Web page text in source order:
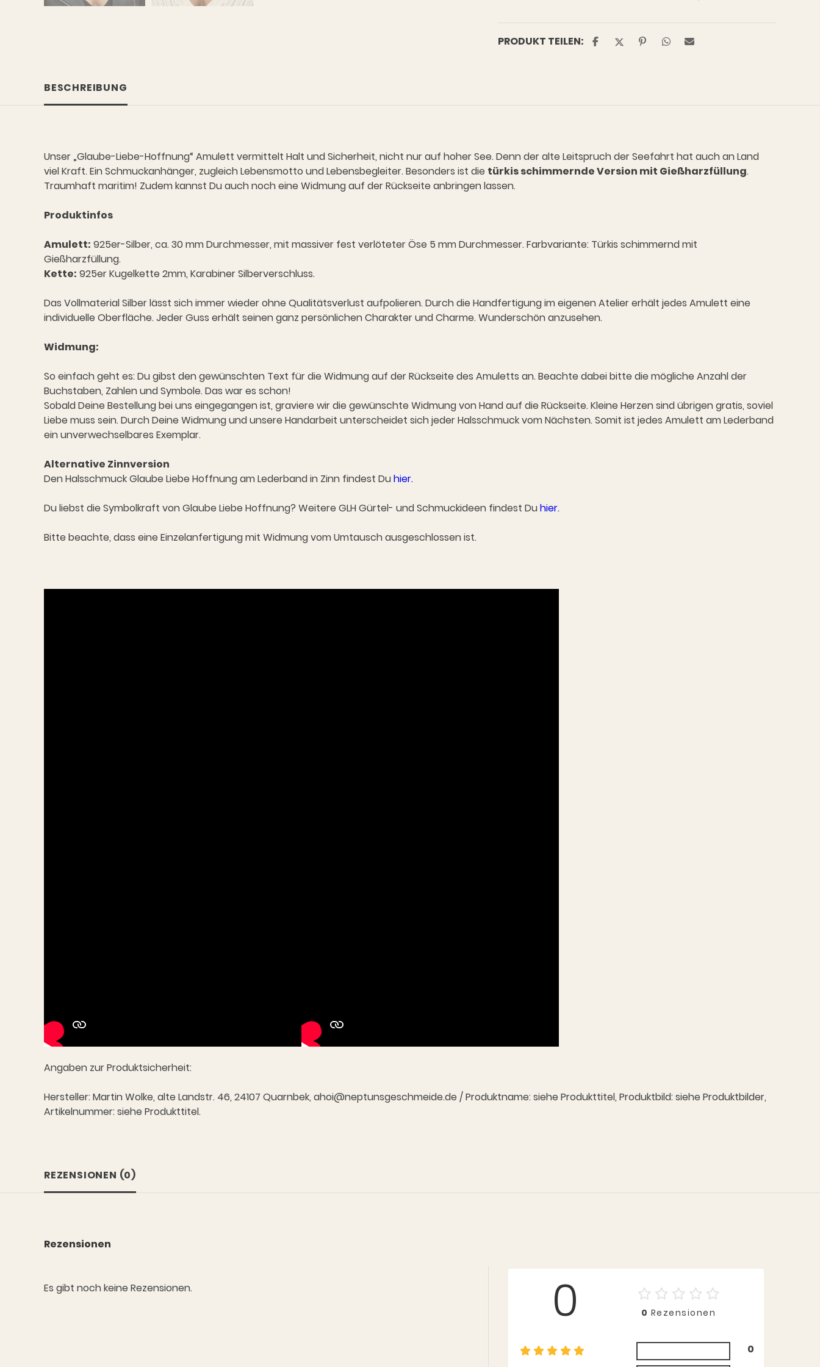
PRODUKT TEILEN:
BESCHREIBUNG
Unser „Glaube-Liebe-Hoffnung“ Amulett vermittelt Halt und Sicherheit, nicht nur auf hoher See. Denn der alte Leitspruch der Seefahrt hat auch an Land
viel Kraft. Ein Schmuckanhänger, zugleich Lebensmotto und Lebensbegleiter. Besonders ist die türkis schimmernde Version mit Gießharzfüllung.
Traumhaft maritim! Zudem kannst Du auch noch eine Widmung auf der Rückseite anbringen lassen.
Produktinfos
Amulett: 925er-Silber, ca. 30 mm Durchmesser, mit massiver fest verlöteter Öse 5 mm Durchmesser. Farbvariante: Türkis schimmernd mit
Gießharzfüllung.
Kette: 925er Kugelkette 2mm, Karabiner Silberverschluss.
Das Vollmaterial Silber lässt sich immer wieder ohne Qualitätsverlust aufpolieren. Durch die Handfertigung im eigenen Atelier erhält jedes Amulett eine
individuelle Oberfläche. Jeder Guss erhält seinen ganz persönlichen Charakter und Charme. Wunderschön anzusehen.
Widmung:
So einfach geht es: Du gibst den gewünschten Text für die Widmung auf der Rückseite des Amuletts an. Beachte dabei bitte die mögliche Anzahl der
Buchstaben, Zahlen und Symbole. Das war es schon!
Sobald Deine Bestellung bei uns eingegangen ist, graviere wir die gewünschte Widmung von Hand auf die Rückseite. Kleine Herzen sind übrigen gratis, soviel
Liebe muss sein. Durch Deine Widmung und unsere Handarbeit unterscheidet sich jeder Halsschmuck vom Nächsten. Somit ist jedes Amulett am Lederband
ein unverwechselbares Exemplar.
Alternative Zinnversion
Den Halsschmuck Glaube Liebe Hoffnung am Lederband in Zinn findest Duhier.
Du liebst die Symbolkraft von Glaube Liebe Hoffnung? Weitere GLH Gürtel- und Schmuckideen findest Duhier.
Bitte beachte, dass eine Einzelanfertigung mit Widmung vom Umtausch ausgeschlossen ist.
Angaben zur Produktsicherheit:
Hersteller: Martin Wolke, alte Landstr. 46, 24107 Quarnbek, ahoi@neptunsgeschmeide.de / Produktname: siehe Produkttitel, Produktbild: siehe Produktbilder,
Artikelnummer: siehe Produkttitel.
REZENSIONEN (0)
Rezensionen
Es gibt noch keine Rezensionen. 0 0 Rezensionen
0